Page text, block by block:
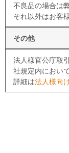
不良品の場合は
それ以外はお客
その他
法人様官公庁取
社規定内におい
詳細は法人様向